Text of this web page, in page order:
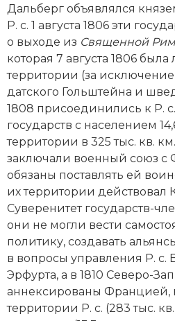
История международных
История, философия,
исторического знания
Итория международных
Латинская Америка
Новая история
Новейшая история
Нумизматика
Образование
Общественные
Политическая история
Дальберг объявлялся
Р. с. 1 августа 1806 эти
о выходе из Священной
которая 7 августа 1806
территории (за
датского Гольштейна и
1808 присоединились к Р.
государств с населением
территории в 325 тыс. кв.
заключали военный союз с
обязаны поставлять ей
их территории действовал
Суверенитет государств-­
они не могли вести
политику, создавать
в вопросы управления Р. с.
Эрфурта, а в 1810 Северо-­
аннексированы Францией,
территории Р. с. (283 тыс.